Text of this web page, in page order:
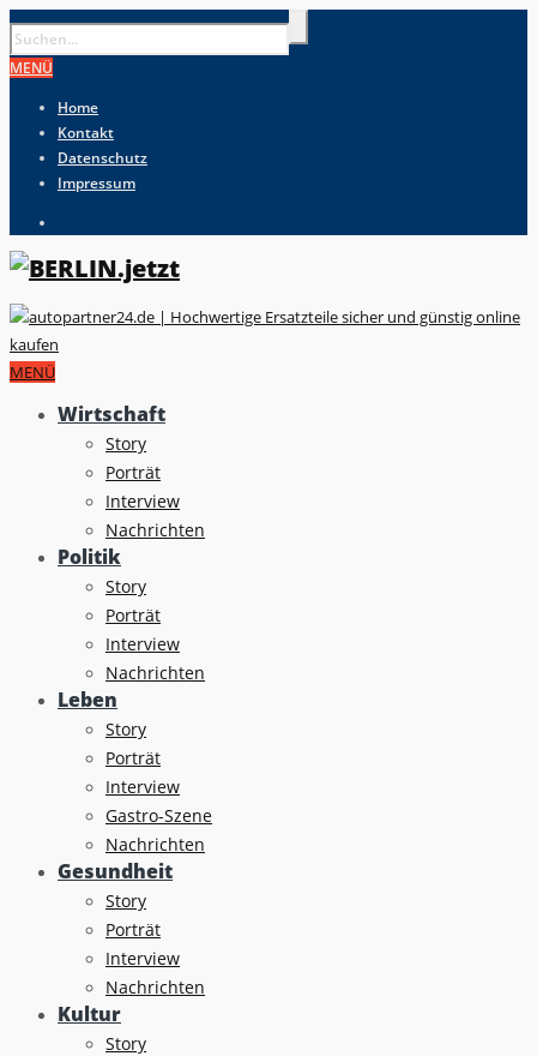
MENÜ
Home
Kontakt
Datenschutz
Impressum
MENÜ
Wirtschaft
Story
Porträt
Interview
Nachrichten
Politik
Story
Porträt
Interview
Nachrichten
Leben
Story
Porträt
Interview
Gastro-Szene
Nachrichten
Gesundheit
Story
Porträt
Interview
Nachrichten
Kultur
Story